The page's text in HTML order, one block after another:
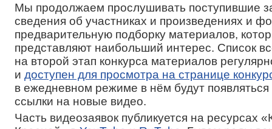
Мы продолжаем прослушивать поступившие
сведения об участниках и произведениях и
предварительную подборку материалов,
представляют наибольший интерес. Список
на второй этап конкурса материалов
и доступен для просмотра на странице
в ежедневном режиме в нём будут
ссылки на новые видео.
Часть видеозаявок публикуется на ресурсах